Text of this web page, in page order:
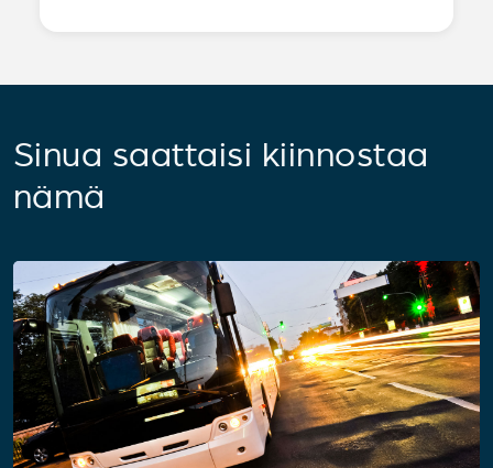
Sinua saattaisi kiinnostaa
nämä